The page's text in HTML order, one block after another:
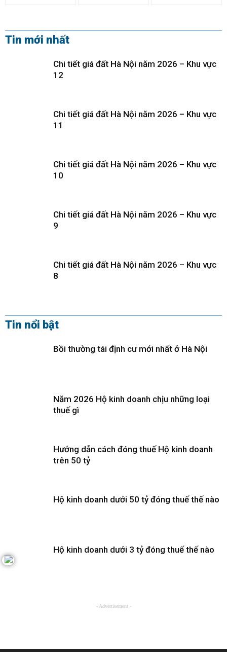
Tin mới nhất
Chi tiết giá đất Hà Nội năm 2026 – Khu vực
12
Chi tiết giá đất Hà Nội năm 2026 – Khu vực
11
Chi tiết giá đất Hà Nội năm 2026 – Khu vực
10
Chi tiết giá đất Hà Nội năm 2026 – Khu vực
9
Chi tiết giá đất Hà Nội năm 2026 – Khu vực
8
Tin nổi bật
Bồi thường tái định cư mới nhất ở Hà Nội
Năm 2026 Hộ kinh doanh chịu những loại
thuế gì
Hướng dẫn cách đóng thuế Hộ kinh doanh
trên 50 tỷ
Hộ kinh doanh dưới 50 tỷ đóng thuế thế nào
Hộ kinh doanh dưới 3 tỷ đóng thuế thế nào
- Advertisement -